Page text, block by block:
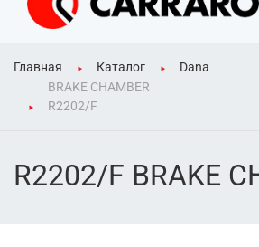
Главная Каталог
Dana
BRAKE CHAMBER
R2202/F
R2202/F BRAKE